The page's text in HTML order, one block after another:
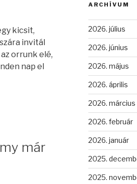
kicsit,
invitál
orrunk elé,
nap el
már
ARCHÍVUM
2026. július
2026. június
2026. május
2026. április
2026. március
2026. február
2026. január
2025.
2025.